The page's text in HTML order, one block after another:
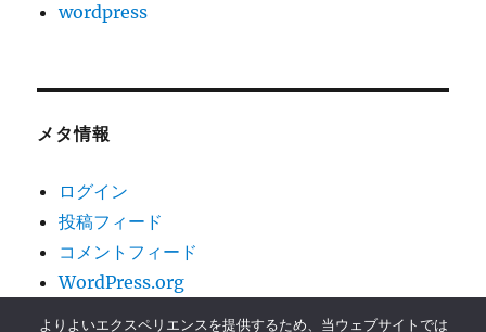
wordpress
メタ情報
ログイン
投稿フィード
コメントフィード
WordPress.org
よりよいエクスペリエンスを提供するため、当ウェブサイトでは